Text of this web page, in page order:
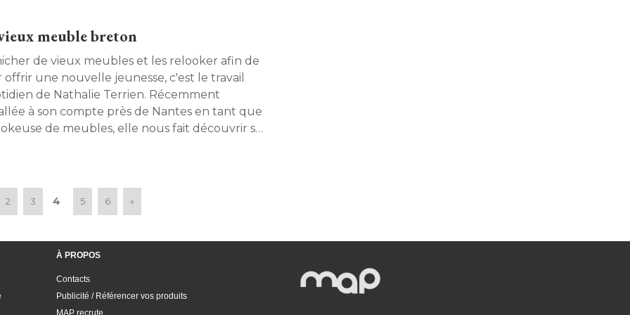
meuble breton
de vieux meubles et les relooker afin de
offrir une nouvelle jeunesse, c'est le travail
de Nathalie Terrien. Récemment
à son compte près de Nantes en tant que
de meubles, elle nous fait découvrir sa
2 3 4 5 6 »
À PROPOS
Contacts
Publicité / Référencer vos produits
MAP recrute